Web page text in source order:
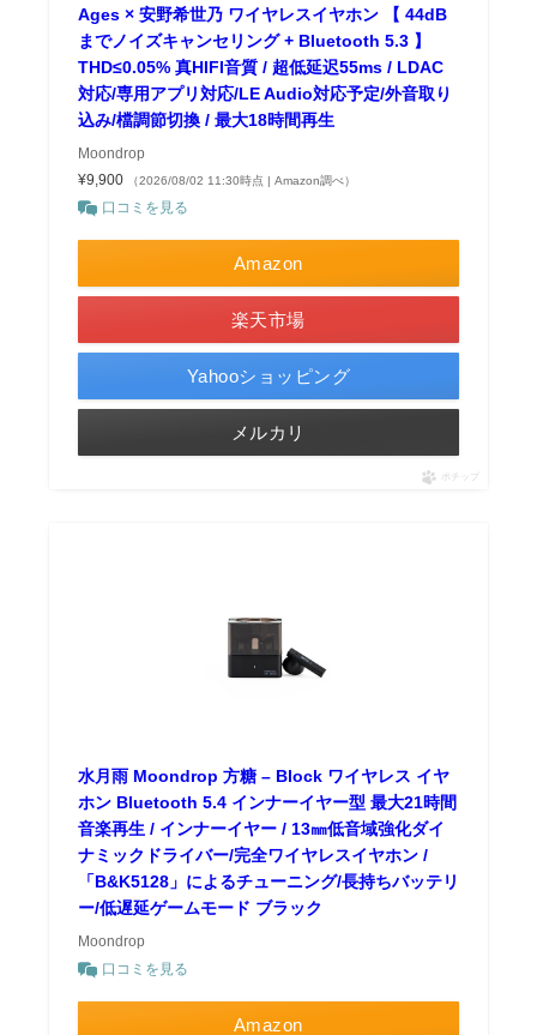
Ages × 安野希世乃 ワイヤレスイヤホン 【 44dB
までノイズキャンセリング + Bluetooth 5.3 】
THD≤0.05% 真HIFI音質 / 超低延迟55ms / LDAC
対応/専用アプリ対応/LE Audio対応予定/外音取り
込み/檔調節切換 / 最大18時間再生
Moondrop
¥9,900
（2026/08/02 11:30時点 | Amazon調べ）
口コミを見る
Amazon
楽天市場
Yahooショッピング
メルカリ
ポチップ
水月雨 Moondrop 方糖 – Block ワイヤレス イヤ
ホン Bluetooth 5.4 インナーイヤー型 最大21時間
音楽再生 / インナーイヤー / 13㎜低音域強化ダイ
ナミックドライバー/完全ワイヤレスイヤホン /
「B&K5128」によるチューニング/長持ちバッテリ
ー/低遅延ゲームモード ブラック
Moondrop
口コミを見る
Amazon